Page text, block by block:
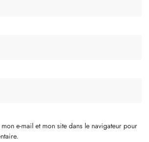
e-mail et mon site dans le navigateur pour